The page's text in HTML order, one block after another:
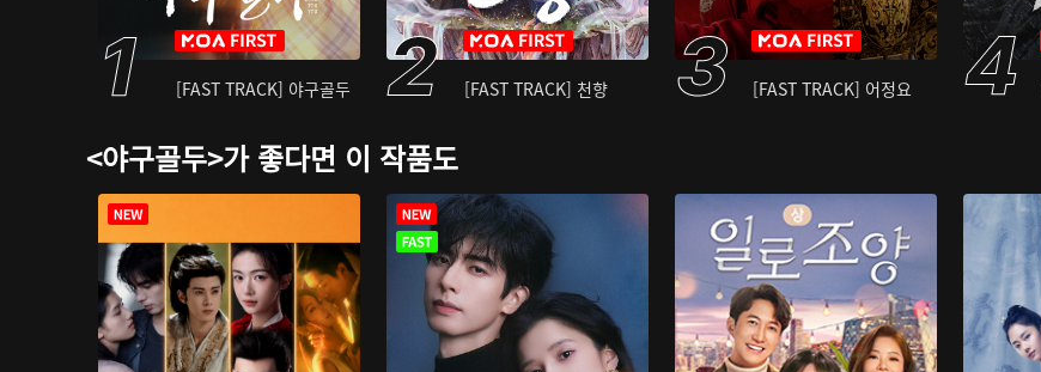
[FAST TRACK] 야구골두 [FAST TRACK] 천향 [FAST TRACK] 어정요
<야구골두>가 좋다면 이 작품도